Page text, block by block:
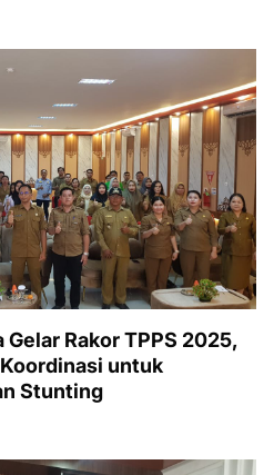
Rakor TPPS 2025,
untuk
Stunting